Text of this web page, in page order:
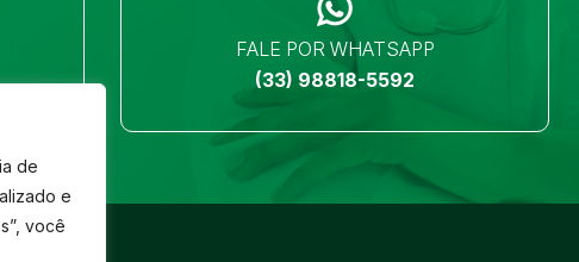
de
e
você
FALE POR WHATSAPP
(33) 98818-5592